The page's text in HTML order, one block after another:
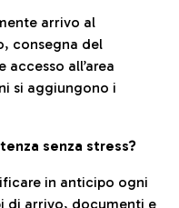
arrivo al
consegna del
all’area
si aggiungono i
senza stress?
in anticipo ogni
di arrivo, documenti e